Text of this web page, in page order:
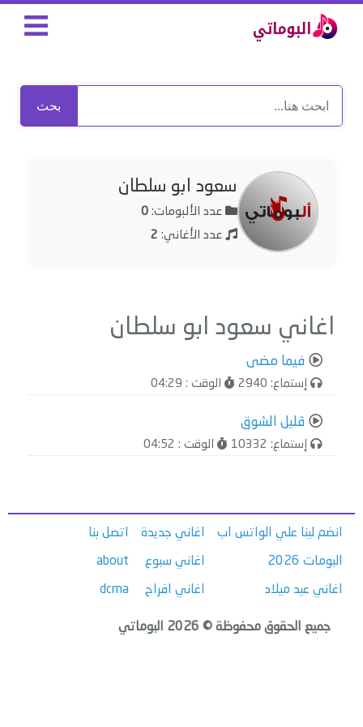
بحث
سعود ابو سلطان
عدد الألبومات: 0
عدد الأغاني: 2
اغاني سعود ابو سلطان
فيما مضى
إستماع: 2940 الوقت : 04:29
قليل الشوق
إستماع: 10332 الوقت : 04:52
انضم لينا علي الواتس اب
البومات 2026
اغاني عيد ميلاد
اغاني جديدة
اغاني سبوع
اغاني افراح
اتصل بنا
about
dcma
جميع الحقوق محفوظة © 2026 البوماتي